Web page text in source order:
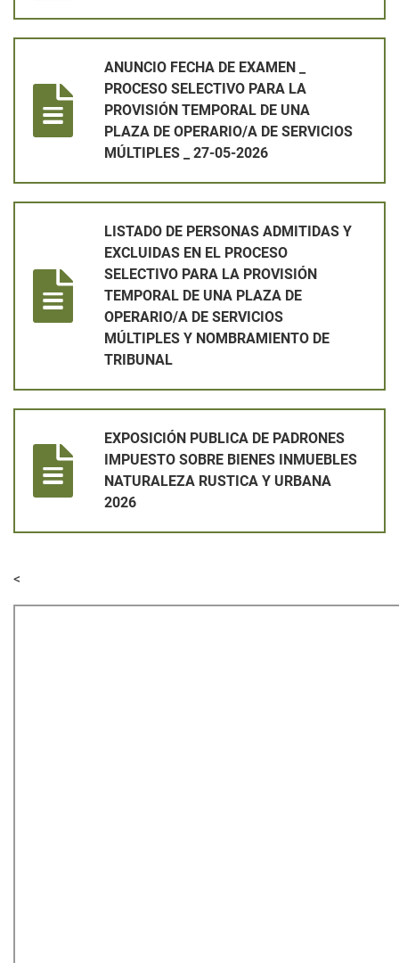
ANUNCIO FECHA DE EXAMEN _
PROCESO SELECTIVO PARA LA
PROVISIÓN TEMPORAL DE UNA
PLAZA DE OPERARIO/A DE SERVICIOS
MÚLTIPLES _ 27-05-2026
LISTADO DE PERSONAS ADMITIDAS Y
EXCLUIDAS EN EL PROCESO
SELECTIVO PARA LA PROVISIÓN
TEMPORAL DE UNA PLAZA DE
OPERARIO/A DE SERVICIOS
MÚLTIPLES Y NOMBRAMIENTO DE
TRIBUNAL
EXPOSICIÓN PUBLICA DE PADRONES
IMPUESTO SOBRE BIENES INMUEBLES
NATURALEZA RUSTICA Y URBANA
2026
<